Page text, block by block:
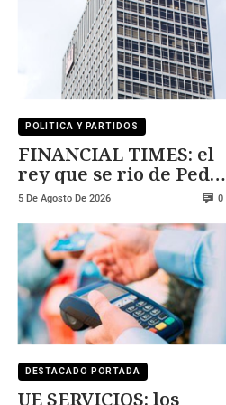
POLITICA Y PARTIDOS
FINANCIAL TIMES: el
rey que se rio de Pedro
Sanchez
5 De Agosto De 2026 0
DESTACADO PORTADA
UE SERVICIOS: los